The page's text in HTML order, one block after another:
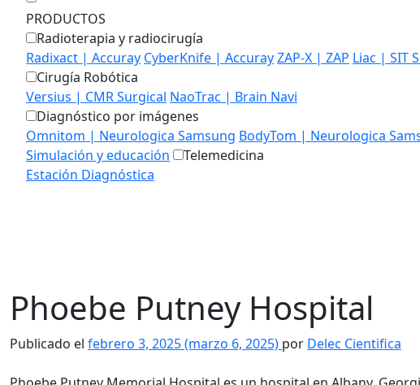
PRODUCTOS
Radioterapia y radiocirugía
Radixact | Accuray CyberKnife | AccurayZAP-X | ZAP Liac | SIT
Cirugía Robótica
Versius | CMR Surgical NaoTrac | Brain Navi
Diagnóstico por imágenes
Omnitom | Neurologica Samsung BodyTom | Neurologica
Simulación y educación
Telemedicina
Estación Diagnóstica
Phoebe Putney Hospital
Publicado el febrero 3, 2025(marzo 6, 2025) por Delec Cientifica